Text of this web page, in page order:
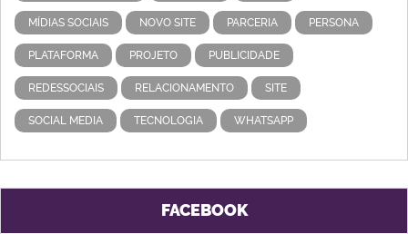
MÍDIAS SOCIAIS NOVO SITE PARCERIA PERSONA
PLATAFORMA PROJETO PUBLICIDADE
REDESSOCIAIS RELACIONAMENTO SITE
SOCIAL MEDIA TECNOLOGIA WHATSAPP
FACEBOOK